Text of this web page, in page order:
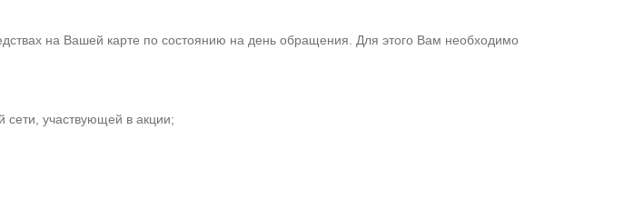
на Вашей карте по состоянию на день обращения. Для этого Вам необходимо
сети, участвующей в акции;